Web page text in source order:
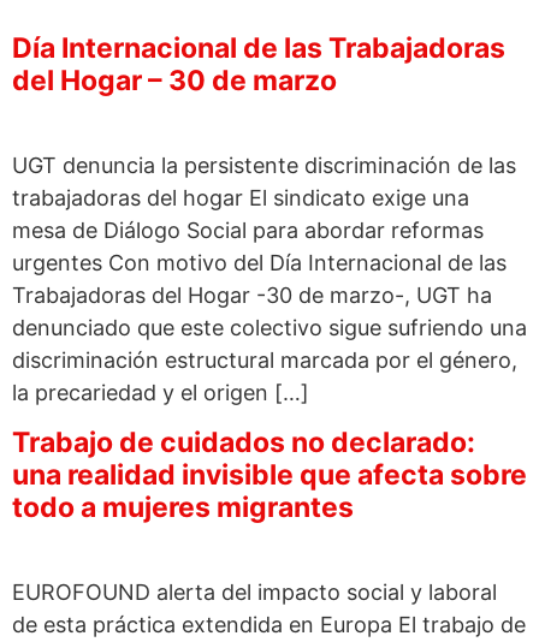
Día Internacional de las Trabajadoras
del Hogar – 30 de marzo
UGT denuncia la persistente discriminación de las
trabajadoras del hogar El sindicato exige una
mesa de Diálogo Social para abordar reformas
urgentes Con motivo del Día Internacional de las
Trabajadoras del Hogar -30 de marzo-, UGT ha
denunciado que este colectivo sigue sufriendo una
discriminación estructural marcada por el género,
la precariedad y el origen […]
Trabajo de cuidados no declarado:
una realidad invisible que afecta sobre
todo a mujeres migrantes
EUROFOUND alerta del impacto social y laboral
de esta práctica extendida en Europa El trabajo de